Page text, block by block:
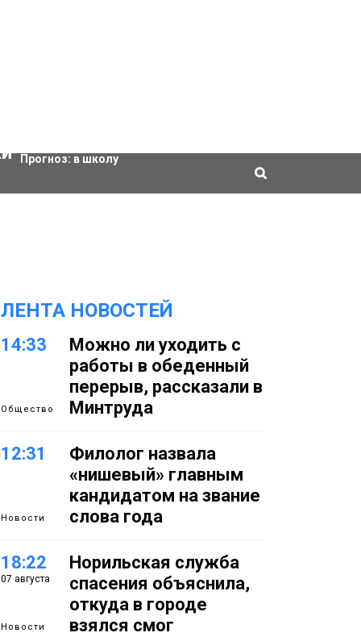
Прогноз: в школу
ЛЕНТА НОВОСТЕЙ
14:33
Общество
Можно ли уходить с
работы в обеденный
перерыв, рассказали в
Минтруда
12:31
Новости
Филолог назвала
«нишевый» главным
кандидатом на звание
слова года
18:22
07 августа
Новости
Норильская служба
спасения объяснила,
откуда в городе
взялся смог